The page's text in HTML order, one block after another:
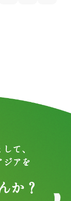
て、
アを
か？